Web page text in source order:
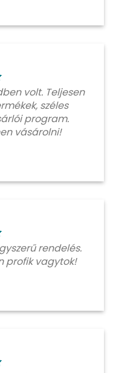
volt. Teljesen
széles
program.
vásárolni!
rendelés.
profik vagytok!